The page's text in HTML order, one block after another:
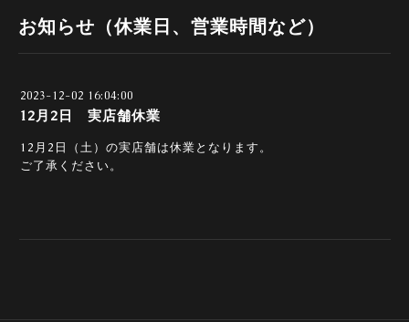
お知らせ（休業日、営業時間など）
2023-12-02 16:04:00
12月2日 実店舗休業
12月2日（土）の実店舗は休業となります。
ご了承ください。